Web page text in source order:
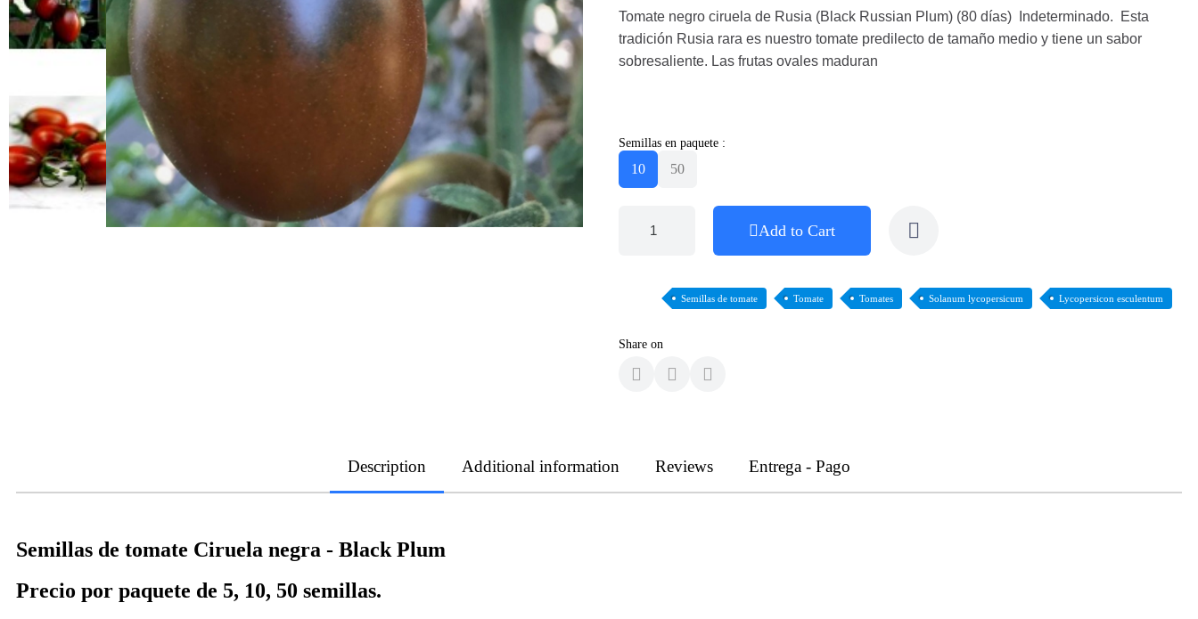
Tomate negro ciruela de Rusia (Black Russian Plum) (80 días) Indeterminado. Esta
tradición Rusia rara es nuestro tomate predilecto de tamaño medio y tiene un sabor
sobresaliente. Las frutas ovales maduran
Semillas en paquete :
10 50
Add to Cart
Semillas de tomate Tomate Tomates Solanum lycopersicum Lycopersicon esculentum
Share on
Description Additional information Reviews Entrega - Pago
Semillas de tomate Ciruela negra - Black Plum
Precio por paquete de 5, 10, 50 semillas.